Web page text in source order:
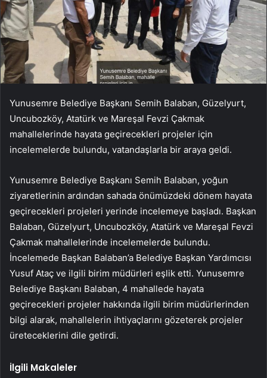
Yunusemre Belediye Başkanı Semih Balaban, Güzelyurt,
Uncubozköy, Atatürk ve Mareşal Fevzi Çakmak
mahallelerinde hayata geçirecekleri projeler için
incelemelerde bulundu, vatandaşlarla bir araya geldi.
Yunusemre Belediye Başkanı Semih Balaban, yoğun
ziyaretlerinin ardından sahada önümüzdeki dönem hayata
geçirecekleri projeleri yerinde incelemeye başladı. Başkan
Balaban, Güzelyurt, Uncubozköy, Atatürk ve Mareşal Fevzi
Çakmak mahallelerinde incelemelerde bulundu.
İncelemede Başkan Balaban’a Belediye Başkan Yardımcısı
Yusuf Ataç ve ilgili birim müdürleri eşlik etti. Yunusemre
Belediye Başkanı Balaban, 4 mahallede hayata
geçirecekleri projeler hakkında ilgili birim müdürlerinden
bilgi alarak, mahallelerin ihtiyaçlarını gözeterek projeler
üreteceklerini dile getirdi.
İlgili Makaleler